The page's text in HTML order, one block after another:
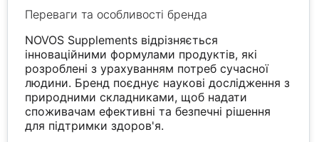
Переваги та особливості бренда
NOVOS Supplements відрізняється
інноваційними формулами продуктів, які
розроблені з урахуванням потреб сучасної
людини. Бренд поєднує наукові дослідження з
природними складниками, щоб надати
споживачам ефективні та безпечні рішення
для підтримки здоров'я.